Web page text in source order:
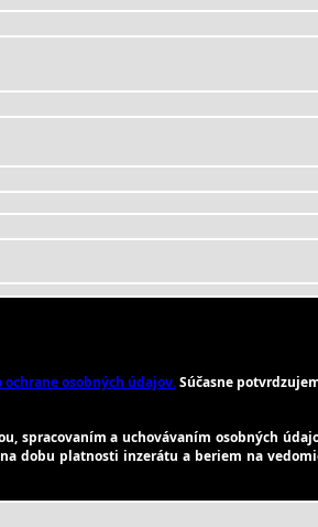
ochrane osobných údajov.Súčasne
spracovaním a uchovávaním osobných
platnosti inzerátu a beriem na